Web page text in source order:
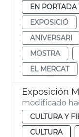
EN PORTADA
EXPOSICIÓ
ANIVERSARI
MOSTRA
EL MERCAT
modificado
CULTURA Y
CULTURA